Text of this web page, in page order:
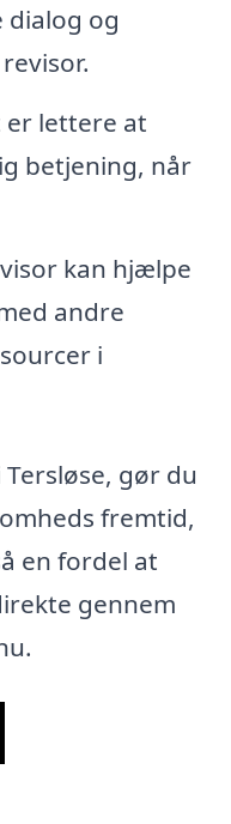
og
er lettere at
betjening, når
kan hjælpe
andre
i
gør du
fremtid,
en fordel at
gennem